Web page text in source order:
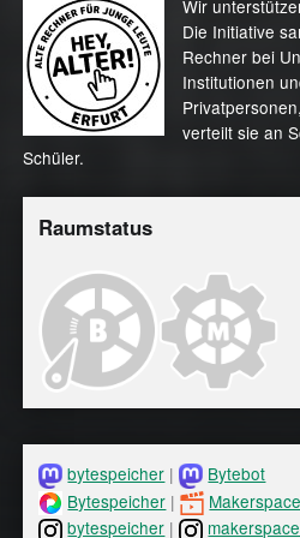
Wir
Die Initiative
Rechner bei
Institutionen
verteilt sie an
Schüler.
Raumstatus
bytespeicher |
Bytebot
Bytespeicher |
Makerspace
bytespeicher |